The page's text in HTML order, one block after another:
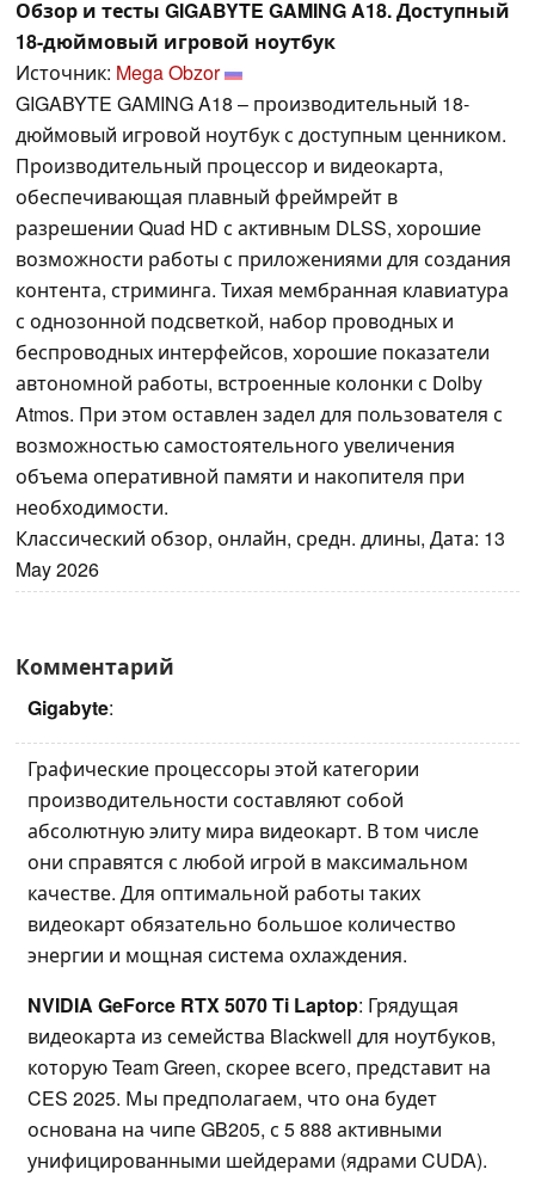
Обзор и тесты GIGABYTE GAMING A18. Доступный
18-дюймовый игровой ноутбук
Источник: Mega Obzor
GIGABYTE GAMING A18 – производительный 18-
дюймовый игровой ноутбук с доступным ценником.
Производительный процессор и видеокарта,
обеспечивающая плавный фреймрейт в
разрешении Quad HD с активным DLSS, хорошие
возможности работы с приложениями для создания
контента, стриминга. Тихая мембранная клавиатура
с однозонной подсветкой, набор проводных и
беспроводных интерфейсов, хорошие показатели
автономной работы, встроенные колонки с Dolby
Atmos. При этом оставлен задел для пользователя с
возможностью самостоятельного увеличения
объема оперативной памяти и накопителя при
необходимости.
Классический обзор, онлайн, средн. длины, Дата: 13
May 2026
Комментарий
Gigabyte:
Графические процессоры этой категории
производительности составляют собой
абсолютную элиту мира видеокарт. В том числе
они справятся с любой игрой в максимальном
качестве. Для оптимальной работы таких
видеокарт обязательно большое количество
энергии и мощная система охлаждения.
NVIDIA GeForce RTX 5070 Ti Laptop: Грядущая
видеокарта из семейства Blackwell для ноутбуков,
которую Team Green, скорее всего, представит на
CES 2025. Мы предполагаем, что она будет
основана на чипе GB205, с 5 888 активными
унифицированными шейдерами (ядрами CUDA).